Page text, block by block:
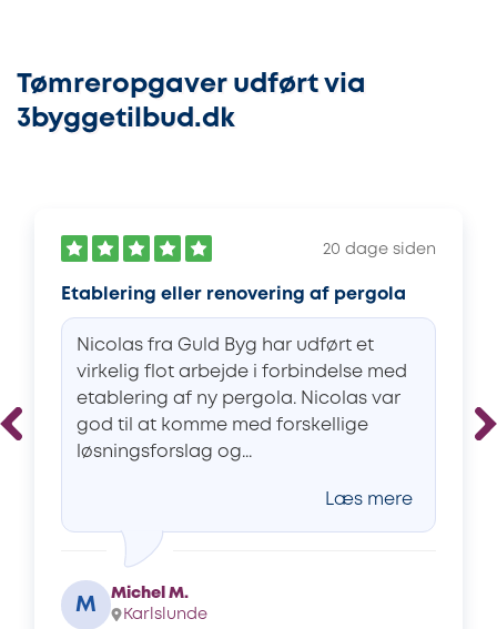
Tømreropgaver udført via
3byggetilbud.dk
20 dage siden
Etablering eller renovering af pergola
Nicolas fra Guld Byg har udført et
virkelig flot arbejde i forbindelse med
etablering af ny pergola. Nicolas var
god til at komme med forskellige
løsningsforslag og...
Læs mere
M
Michel M.
Karlslunde